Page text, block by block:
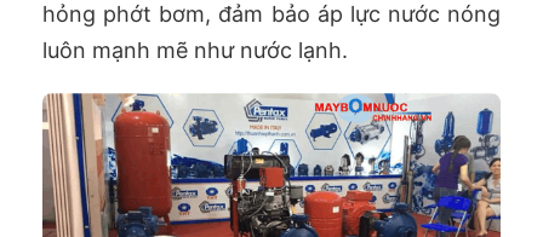
hỏng phớt bơm, đảm bảo áp lực nước nóng
luôn mạnh mẽ như nước lạnh.